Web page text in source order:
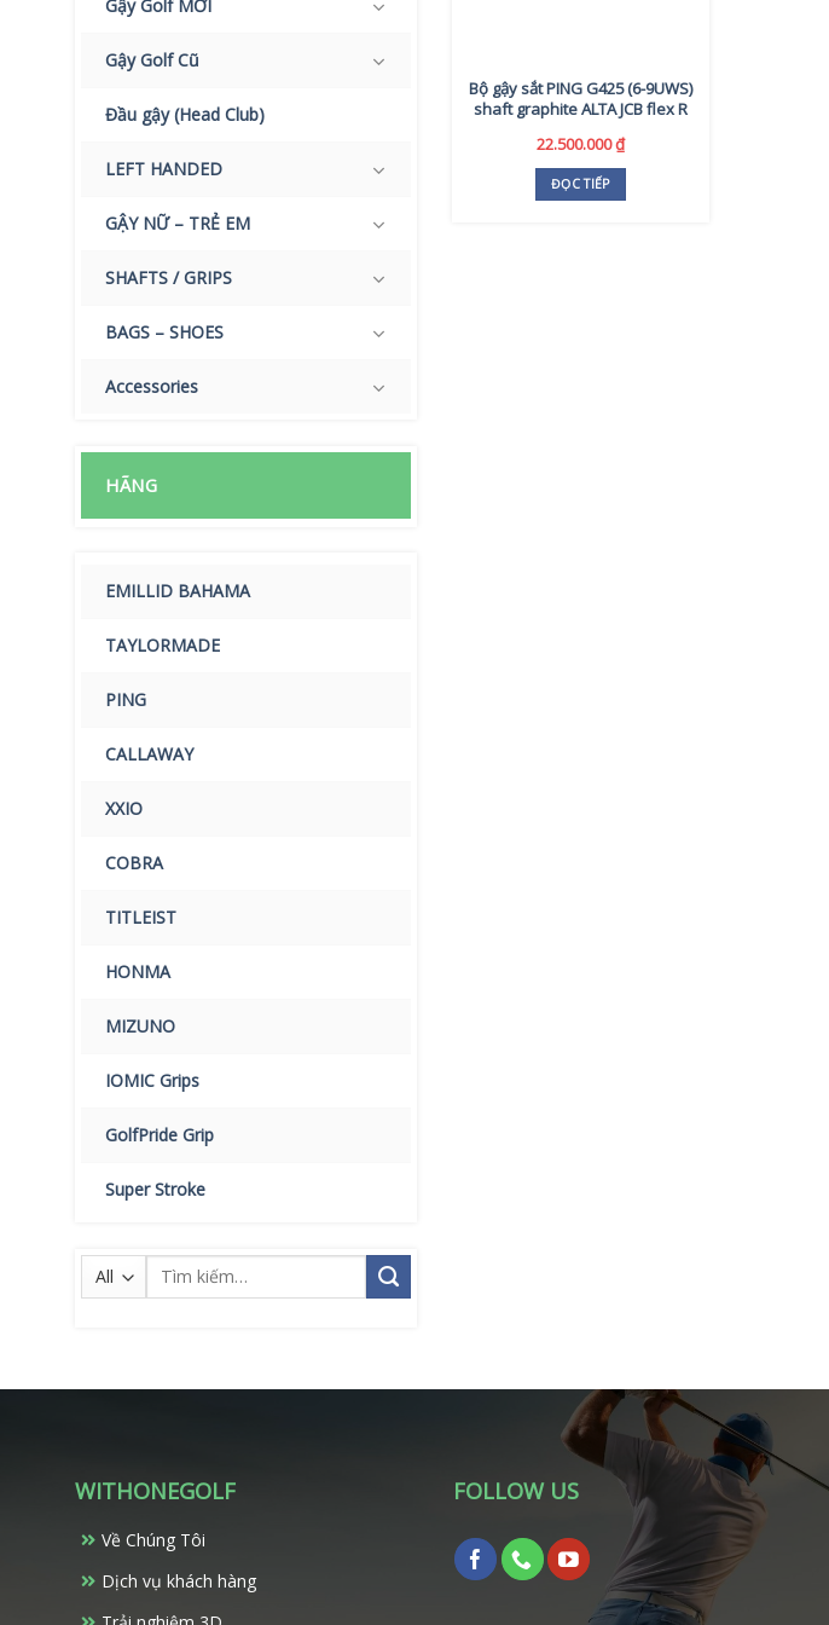
Gậy Golf MỚI
Gậy Golf Cũ
Đầu gậy (Head Club)
LEFT HANDED
GẬY NỮ – TRẺ EM
SHAFTS / GRIPS
BAGS – SHOES
Accessories
HÃNG
EMILLID BAHAMA
TAYLORMADE
PING
CALLAWAY
XXIO
COBRA
TITLEIST
HONMA
MIZUNO
IOMIC Grips
GolfPride Grip
Super Stroke
Tìm
kiếm:
Bộ gậy sắt PING G425 (6-9UWS)
shaft graphite ALTA JCB flex R
22.500.000₫
ĐỌC TIẾP
WITHONEGOLF
Về Chúng Tôi
Dịch vụ khách hàng
FOLLOW US